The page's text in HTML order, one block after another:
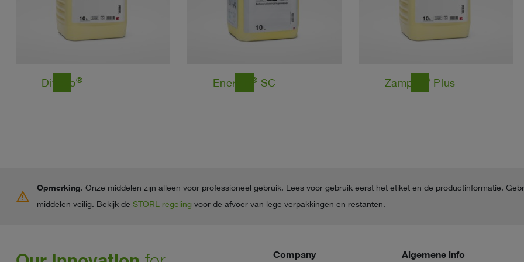
Divexo® Enervin ® SC Zampro ® Plus
warning
Opmerking: Onze middelen zijn alleen voor professioneel gebruik. Lees voor gebruik eerst het etiket en de productinformatie.
middelen veilig. Bekijk de STORL regeling voor de afvoer van lege verpakkingen en restanten.
Company Algemene info